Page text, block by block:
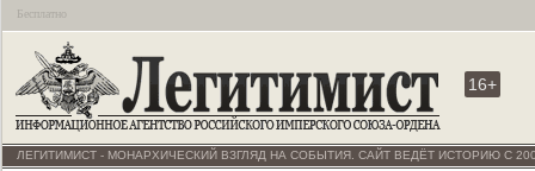
Бесплатно
16+
ЛЕГИТИМИСТ - МОНАРХИЧЕСКИЙ ВЗГЛЯД НА СОБЫТИЯ. САЙТ ВЕДЁТ ИСТОРИЮ С